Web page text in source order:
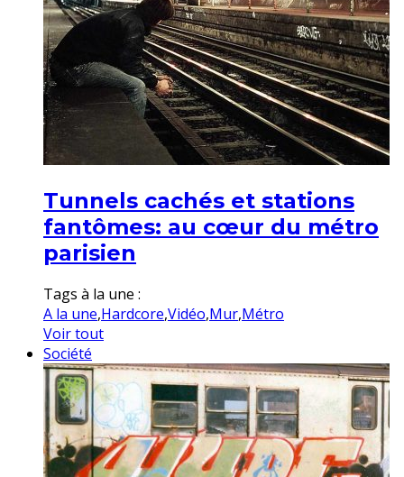
Tunnels cachés et stations
fantômes: au cœur du métro
parisien
Tags à la une :
A la une,Hardcore,Vidéo,Mur,Métro
Voir tout
Société